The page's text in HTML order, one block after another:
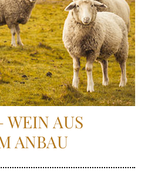
WEIN AUS
ANBAU